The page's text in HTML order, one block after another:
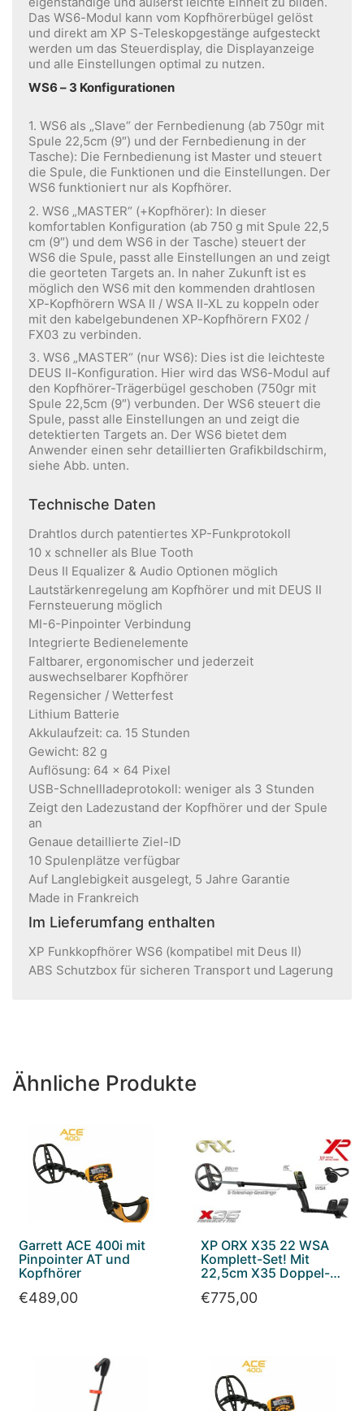
Das WS6-Modul kann vom Kopfhörerbügel gelöst
und direkt am XP S-Teleskopgestänge aufgesteckt
werden um das Steuerdisplay, die Displayanzeige
und alle Einstellungen optimal zu nutzen.
WS6 – 3 Konfigurationen
1. WS6 als „Slave“ der Fernbedienung (ab 750gr mit
Spule 22,5cm (9″) und der Fernbedienung in der
Tasche): Die Fernbedienung ist Master und steuert
die Spule, die Funktionen und die Einstellungen. Der
WS6 funktioniert nur als Kopfhörer.
2. WS6 „MASTER“ (+Kopfhörer): In dieser
komfortablen Konfiguration (ab 750 g mit Spule 22,5
cm (9″) und dem WS6 in der Tasche) steuert der
WS6 die Spule, passt alle Einstellungen an und zeigt
die georteten Targets an. In naher Zukunft ist es
möglich den WS6 mit den kommenden drahtlosen
XP-Kopfhörern WSA II / WSA II-XL zu koppeln oder
mit den kabelgebundenen XP-Kopfhörern FX02 /
FX03 zu verbinden.
3. WS6 „MASTER“ (nur WS6): Dies ist die leichteste
DEUS II-Konfiguration. Hier wird das WS6-Modul auf
den Kopfhörer-Trägerbügel geschoben (750gr mit
Spule 22,5cm (9″) verbunden. Der WS6 steuert die
Spule, passt alle Einstellungen an und zeigt die
detektierten Targets an. Der WS6 bietet dem
Anwender einen sehr detaillierten Grafikbildschirm,
siehe Abb. unten.
Technische Daten
Drahtlos durch patentiertes XP-Funkprotokoll
10 x schneller als Blue Tooth
Deus II Equalizer & Audio Optionen möglich
Lautstärkenregelung am Kopfhörer und mit DEUS II
Fernsteuerung möglich
MI-6-Pinpointer Verbindung
Integrierte Bedienelemente
Faltbarer, ergonomischer und jederzeit
auswechselbarer Kopfhörer
Regensicher / Wetterfest
Lithium Batterie
Akkulaufzeit: ca. 15 Stunden
Gewicht: 82 g
Auflösung: 64 x 64 Pixel
USB-Schnellladeprotokoll: weniger als 3 Stunden
Zeigt den Ladezustand der Kopfhörer und der Spule
an
Genaue detaillierte Ziel-ID
10 Spulenplätze verfügbar
Auf Langlebigkeit ausgelegt, 5 Jahre Garantie
Made in Frankreich
Im Lieferumfang enthalten
XP Funkkopfhörer WS6 (kompatibel mit Deus II)
ABS Schutzbox für sicheren Transport und Lagerung
Ähnliche Produkte
Garrett ACE 400i mit
Pinpointer AT und
Kopfhörer
€489,00
XP ORX X35 22 WSA
Komplett-Set! Mit
22,5cm X35 Doppel-D
Funkkopfhörer
€775,00